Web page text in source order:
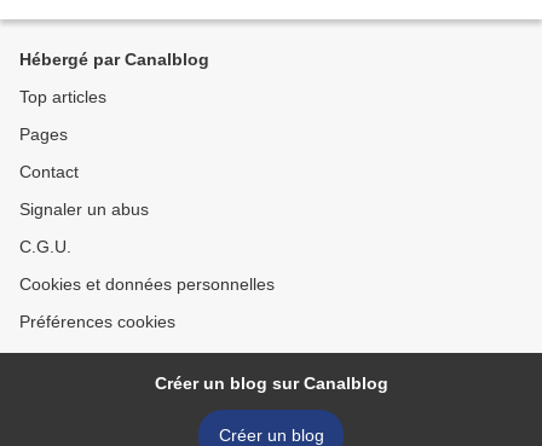
Hébergé par Canalblog
Top articles
Pages
Contact
Signaler un abus
C.G.U.
Cookies et données personnelles
Préférences cookies
Créer un blog sur Canalblog
Créer un blog